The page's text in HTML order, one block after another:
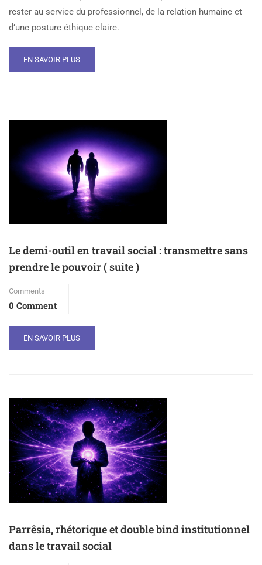
rester au service du professionnel, de la relation humaine et
d’une posture éthique claire.
EN SAVOIR PLUS
Le demi-outil en travail social : transmettre sans
prendre le pouvoir ( suite )
Comments
0 Comment
EN SAVOIR PLUS
Parrêsia, rhétorique et double bind institutionnel
dans le travail social